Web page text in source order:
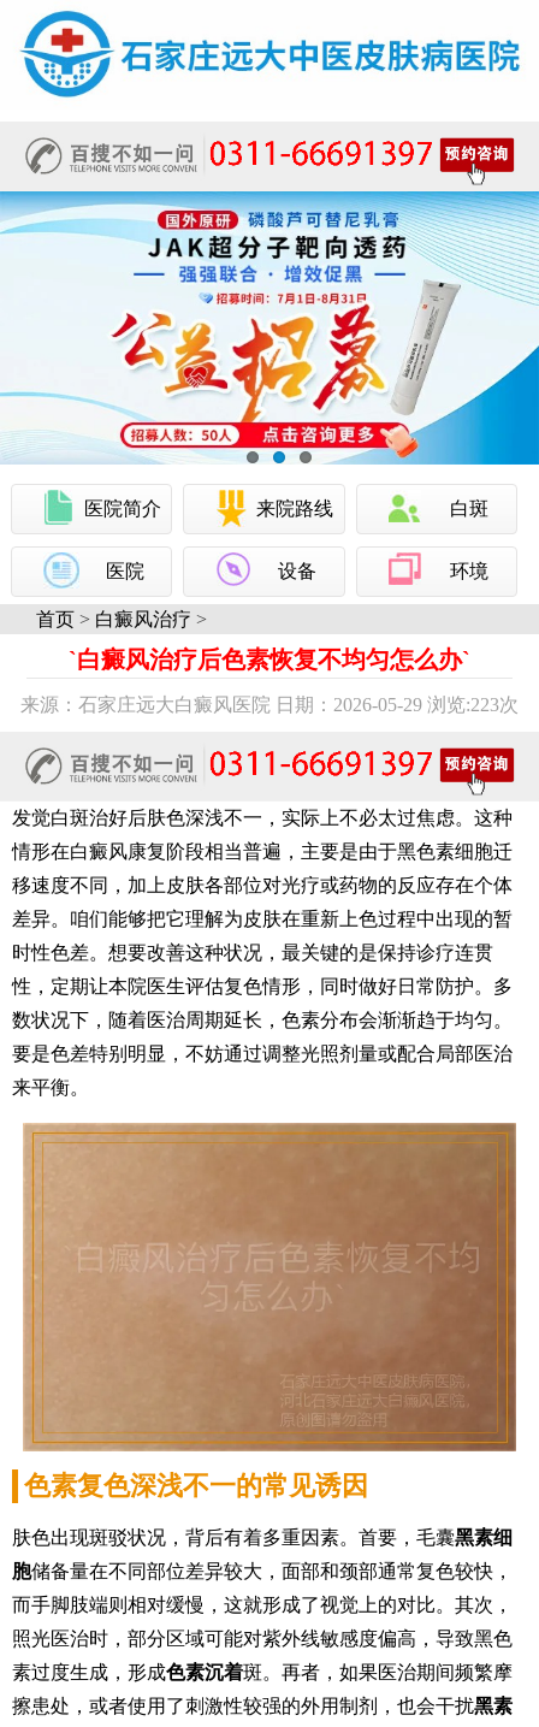
医院简介 来院路线 白斑
医院 设备 环境
首页 > 白癜风治疗 >
`白癜风治疗后色素恢复不均匀怎么办`
来源：石家庄远大白癜风医院 日期：2026-05-29 浏览:223次
发觉白斑治好后肤色深浅不一，实际上不必太过焦虑。这种
情形在白癜风康复阶段相当普遍，主要是由于黑色素细胞迁
移速度不同，加上皮肤各部位对光疗或药物的反应存在个体
差异。咱们能够把它理解为皮肤在重新上色过程中出现的暂
时性色差。想要改善这种状况，最关键的是保持诊疗连贯
性，定期让本院医生评估复色情形，同时做好日常防护。多
数状况下，随着医治周期延长，色素分布会渐渐趋于均匀。
要是色差特别明显，不妨通过调整光照剂量或配合局部医治
来平衡。
色素复色深浅不一的常见诱因
肤色出现斑驳状况，背后有着多重因素。首要，毛囊黑素细
胞储备量在不同部位差异较大，面部和颈部通常复色较快，
而手脚肢端则相对缓慢，这就形成了视觉上的对比。其次，
照光医治时，部分区域可能对紫外线敏感度偏高，导致黑色
素过度生成，形成色素沉着斑。再者，如果医治期间频繁摩
擦患处，或者使用了刺激性较强的外用制剂，也会干扰黑素